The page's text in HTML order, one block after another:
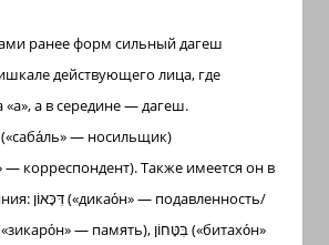
ранее форм сильный дагеш
действующего лица, где
а в середине — дагеш.
(«саба́ль» — носильщик)
— корреспондент). Также имеется он в
דִּכָּאוֹן(«дикао́н» — подавленность/
— память), בִּטָּחוֹן(«битахо́н»